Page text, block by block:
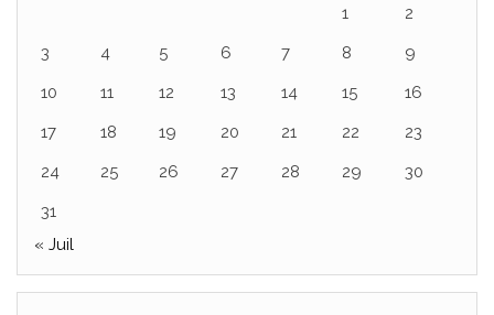
1
2
3
4 5 6 7 8
9
10
11 12 13 14 15
16
17
18 19 20 21 22
23
24
25 26 27 28 29
30
31
« Juil